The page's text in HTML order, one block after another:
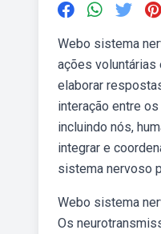
Webo sistema
ações voluntárias
elaborar
interação entre
incluindo nós,
integrar e
sistema nervoso
Webo sistema
Os